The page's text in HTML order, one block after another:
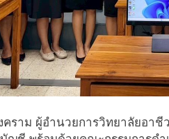
คราม ผู้อำนวยการวิทยาลัยอา